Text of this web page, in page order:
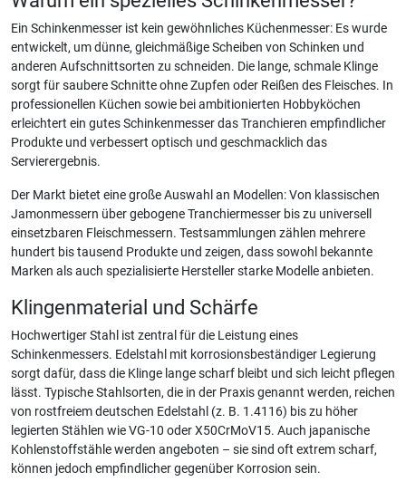
Ein Schinkenmesser ist kein gewöhnliches Küchenmesser: Es wurde
entwickelt, um dünne, gleichmäßige Scheiben von Schinken und
anderen Aufschnittsorten zu schneiden. Die lange, schmale Klinge
sorgt für saubere Schnitte ohne Zupfen oder Reißen des Fleisches. In
professionellen Küchen sowie bei ambitionierten Hobbyköchen
erleichtert ein gutes Schinkenmesser das Tranchieren empfindlicher
Produkte und verbessert optisch und geschmacklich das
Servierergebnis.
Der Markt bietet eine große Auswahl an Modellen: Von klassischen
Jamonmessern über gebogene Tranchiermesser bis zu universell
einsetzbaren Fleischmessern. Testsammlungen zählen mehrere
hundert bis tausend Produkte und zeigen, dass sowohl bekannte
Marken als auch spezialisierte Hersteller starke Modelle anbieten.
Klingenmaterial und Schärfe
Hochwertiger Stahl ist zentral für die Leistung eines
Schinkenmessers. Edelstahl mit korrosionsbeständiger Legierung
sorgt dafür, dass die Klinge lange scharf bleibt und sich leicht pflegen
lässt. Typische Stahlsorten, die in der Praxis genannt werden, reichen
von rostfreiem deutschen Edelstahl (z. B. 1.4116) bis zu höher
legierten Stählen wie VG-10 oder X50CrMoV15. Auch japanische
Kohlenstoffstähle werden angeboten – sie sind oft extrem scharf,
können jedoch empfindlicher gegenüber Korrosion sein.